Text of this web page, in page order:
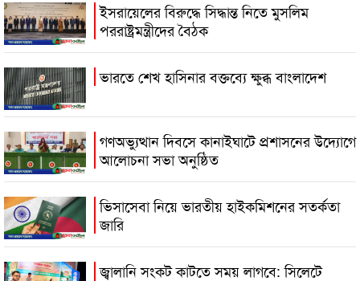
ইসরায়েলের বিরুদ্ধে সিদ্ধান্ত নিতে মুসলিম
পররাষ্ট্রমন্ত্রীদের বৈঠক
ভারতে শেখ হাসিনার বক্তব্যে ক্ষুব্ধ বাংলাদেশ
গণঅভ্যুত্থান দিবসে কানাইঘাটে প্রশাসনের উদ্যোগে
আলোচনা সভা অনুষ্ঠিত
ভিসাসেবা নিয়ে ভারতীয় হাইকমিশনের সতর্কতা
জারি
জ্বালানি সংকট কাটতে সময় লাগবে: সিলেটে